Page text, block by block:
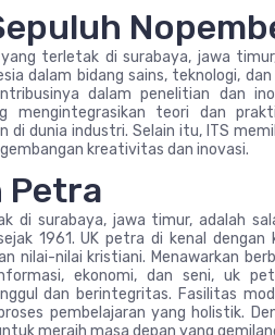
terletak di surabaya, jawa
dalam bidang sains, teknologi, dan
dalam penelitian dan
mengintegrasikan teori dan
di dunia industri. Selain itu, ITS
kreativitas dan inovasi.
Petra
di surabaya, jawa timur, adalah
1961. UK petra di kenal dengan
nilai-nilai kristiani. Menawarkan
ekonomi, dan seni, uk
dan berintegritas. Fasilitas
pembelajaran yang holistik.